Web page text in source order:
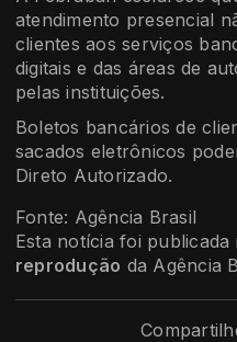
atendimento presencial
clientes aos serviços
digitais e das áreas de
pelas instituições.
Boletos bancários de
sacados eletrônicos
Direto Autorizado.
Fonte: Agência Brasil
Esta notícia foi publicada
reprodução da Agência